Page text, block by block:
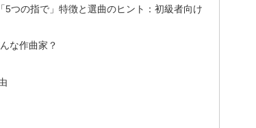
5つの指で」特徴と選曲のヒント：初級者向け
な作曲家？